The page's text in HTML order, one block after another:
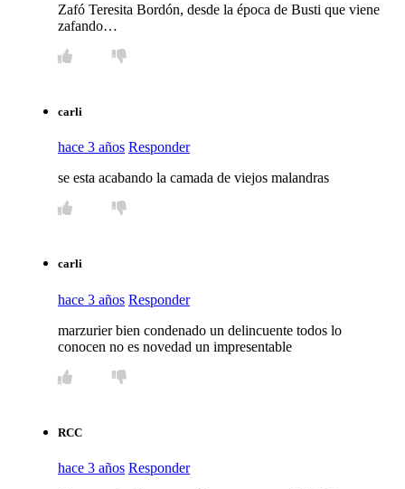
Zafó Teresita Bordón, desde la época de Busti que viene
zafando…
carli
hace 3 años Responder
se esta acabando la camada de viejos malandras
carli
hace 3 años Responder
marzurier bien condenado un delincuente todos lo
conocen no es novedad un impresentable
RCC
hace 3 años Responder